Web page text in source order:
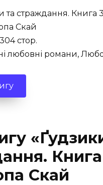
та страждання. Книга 3
Скай
стор.
любовні романи,
Скай